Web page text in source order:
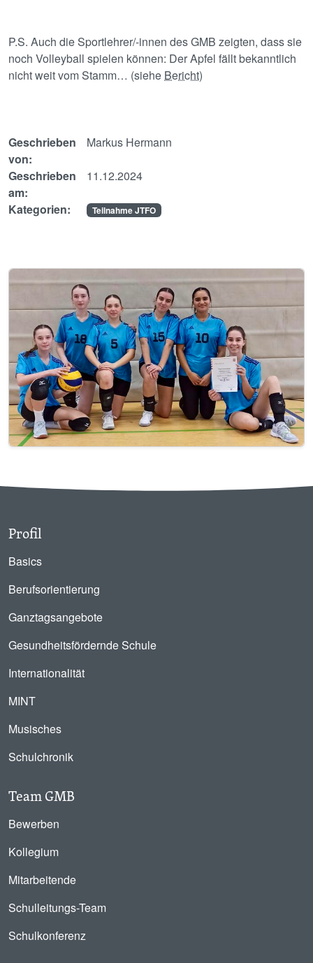
P.S. Auch die Sportlehrer/-innen des GMB zeigten, dass sie
noch Volleyball spielen können: Der Apfel fällt bekanntlich
nicht weit vom Stamm… (siehe Bericht)
Geschrieben
von:
Markus Hermann
Geschrieben
am:
11.12.2024
Kategorien: Teilnahme JTFO
Image
Profil
Basics
Berufsorientierung
Ganztagsangebote
Gesundheitsfördernde Schule
Internationalität
MINT
Musisches
Schulchronik
Team GMB
Bewerben
Kollegium
Mitarbeitende
Schulleitungs-Team
Schulkonferenz